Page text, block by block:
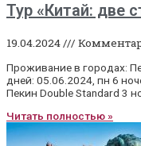
Тур «Китай: две
19.04.2024
Проживание в городах:
дней: 05.06.2024, пн 6
Пекин Double Standard 3
Читать полностью »